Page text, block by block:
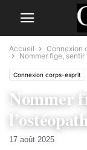
Accueil Connexion
Nommer fige, sentir
Connexion corps-esprit
Nommer
17 août 2025